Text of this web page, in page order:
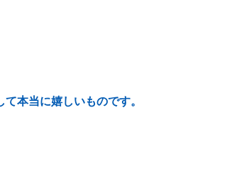
本当に嬉しいものです。